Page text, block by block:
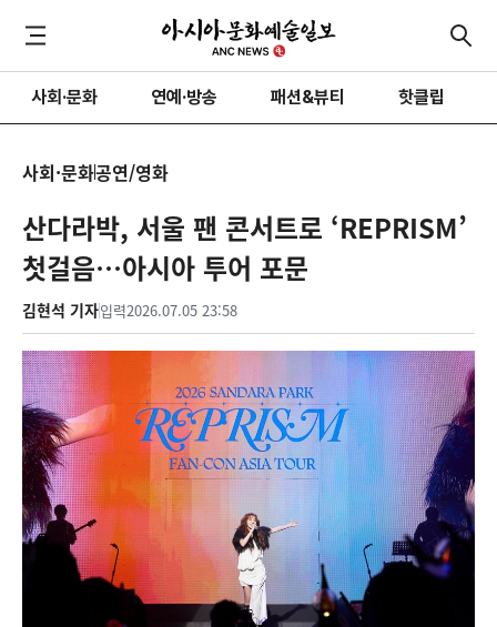
사회·문화 연예·방송 패션&뷰티 핫클립
사회·문화공연/영화
산다라박, 서울 팬 콘서트로 ‘REPRISM’
첫걸음…아시아 투어 포문
김현석 기자입력2026.07.05 23:58